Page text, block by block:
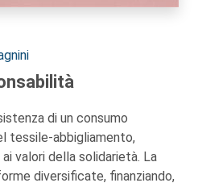
di un consumo
tessile-abbigliamento,
valori della solidarietà. La
diversificate, finanziando,